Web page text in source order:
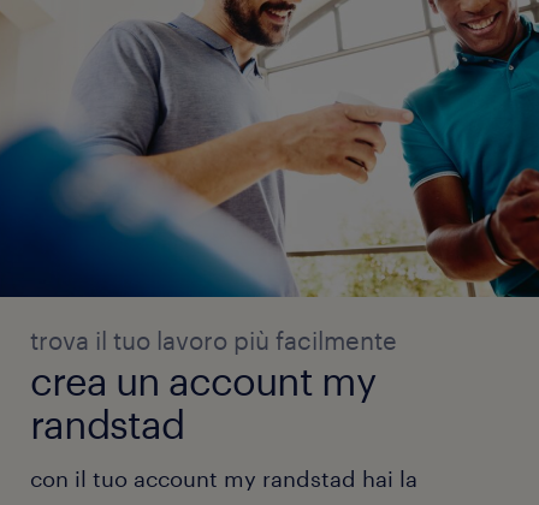
trova il tuo lavoro più facilmente
crea un account my
randstad
con il tuo account my randstad hai la